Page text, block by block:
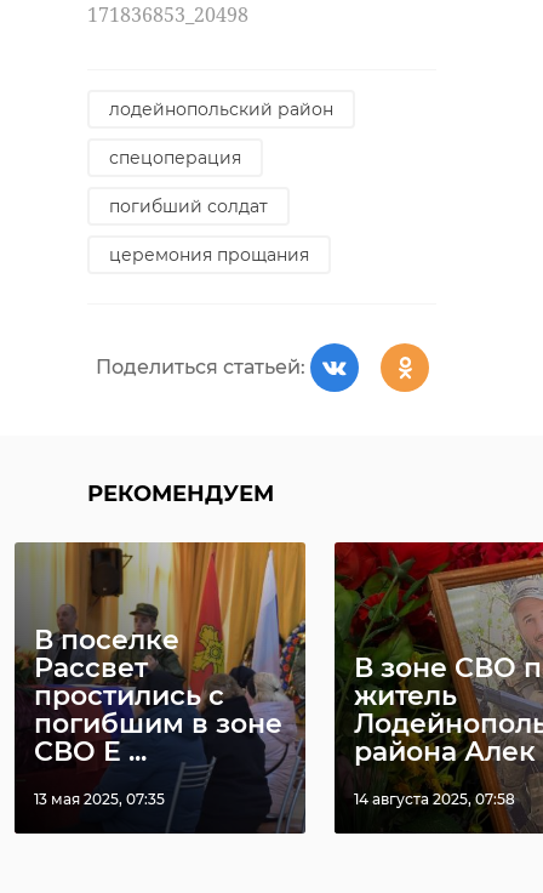
171836853_20498
лодейнопольский район
спецоперация
погибший солдат
церемония прощания
Поделиться статьей:
РЕКОМЕНДУЕМ
В поселке
Рассвет
простились с
погибшим в зоне
СВО Е ...
13 мая 2025, 07:35
В зоне СВО
житель
района Алек
14 августа 2025, 07:58